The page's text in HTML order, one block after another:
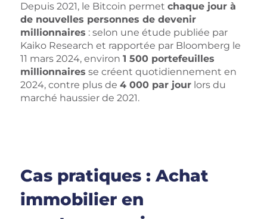
Depuis 2021, le Bitcoin permet chaque jour à
de nouvelles personnes de devenir
millionnaires : selon une étude publiée par
Kaiko Research et rapportée par Bloomberg le
11 mars 2024, environ 1 500 portefeuilles
millionnaires se créent quotidiennement en
2024, contre plus de 4 000 par jourlors du
marché haussier de 2021.
Cas pratiques : Achat
immobilier en